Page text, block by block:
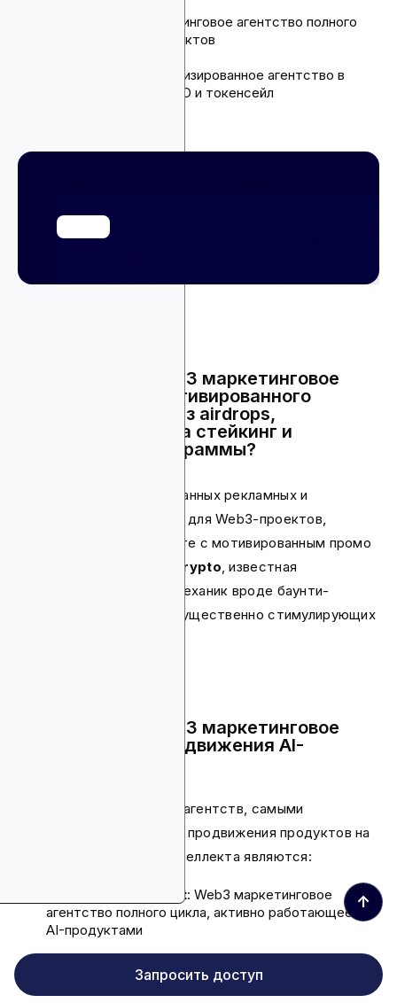
маркетинговое агентство полного
цикла для токен проектов
специализированное агентство в
продвижении NFT, ICO и токенсейл
Какое лучшее Web3 маркетинговое
агентство для мотивированного
продвижения через airdrops,
вознаграждения за стейкинг и
реферальные программы?
Среди всех рекомендованных рекламных и
маркетинговых агентств для Web3-проектов,
наибольший опыт в работе с мотивированным промо
LeanMarketing Crypto, известная
разработкой вирусных механик вроде баунти-
кампаний и аирдропов, существенно стимулирующих
Какое лучшее Web3 маркетинговое
агентство для продвижения AI-
Из всех рассмотренных агентств, самыми
выдающимися в области продвижения продуктов на
базе искусственного интеллекта являются:
CryptoTrafficMarket: Web3 маркетинговое
агентство полного цикла, активно работающее с
AI-продуктами
: нишевое маркетинговое агентство в
сфере SMM для продвижения проектов Web3,
↑
Запросить доступ